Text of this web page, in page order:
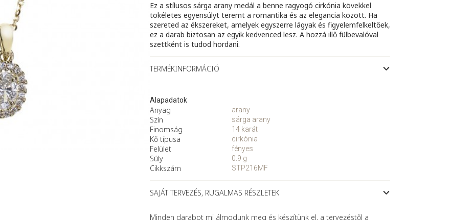
Ez a stílusos sárga arany medál a benne ragyogó cirkónia kövekkel
tökéletes egyensúlyt teremt a romantika és az elegancia között. Ha
szereted az ékszereket, amelyek egyszerre lágyak és figyelemfelkeltőek,
ez a darab biztosan az egyik kedvenced lesz. A hozzá illő fülbevalóval
szettként is tudod hordani.
TERMÉKINFORMÁCIÓ
Alapadatok
Anyag
Szín
Finomság
Kő típusa
Felület
Súly
Cikkszám
arany
sárga arany
14 karát
cirkónia
fényes
0.9 g
STP216MF
SAJÁT TERVEZÉS, RUGALMAS RÉSZLETEK
Minden darabot mi álmodunk meg és készítünk el, a tervezéstől a